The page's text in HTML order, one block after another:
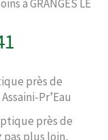
à GRANGES LE
près de
Pr’Eau
près de
pas plus loin,